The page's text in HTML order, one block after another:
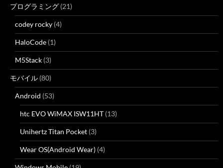
プログラミング (21)
codey rocky (4)
HaloCode (1)
M5Stack (3)
モバイル (80)
Android (53)
htc EVO WiMAX ISW11HT (13)
Unihertz Titan Pocket (3)
Wear OS(Android Wear) (4)